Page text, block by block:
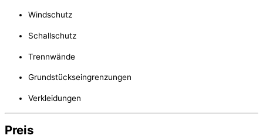
Windschutz
Schallschutz
Trennwände
Grundstückseingrenzungen
Verkleidungen
Preis